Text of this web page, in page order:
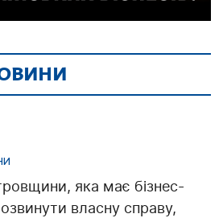
яка має бізнес-
власну справу,